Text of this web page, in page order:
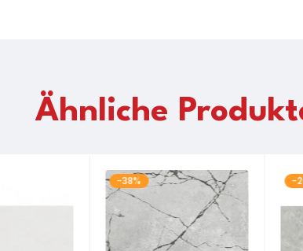
Ähnliche
-38% -